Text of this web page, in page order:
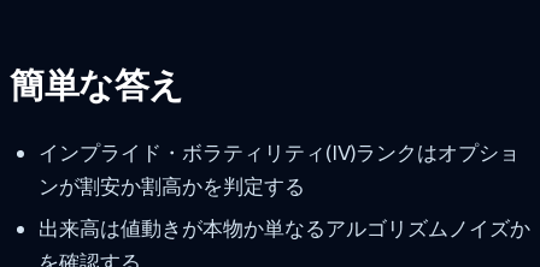
簡単な答え
インプライド・ボラティリティ(IV)ランクはオプショ
ンが割安か割高かを判定する
出来高は値動きが本物か単なるアルゴリズムノイズか